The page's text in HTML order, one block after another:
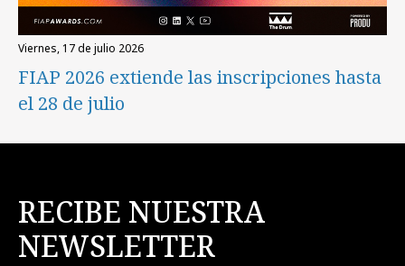
viernes, 17 de julio 2026
FIAP 2026 extiende las inscripciones hasta
el 28 de julio
RECIBE NUESTRA
NEWSLETTER